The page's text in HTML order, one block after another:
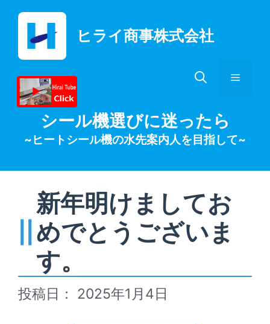
ヒライ商事株式会社
メ
シール機選びに迷ったら
~ヒートシール機の水先案内人を目指して~
新年明けましてお
めでとうございま
す。
2025年1月4日